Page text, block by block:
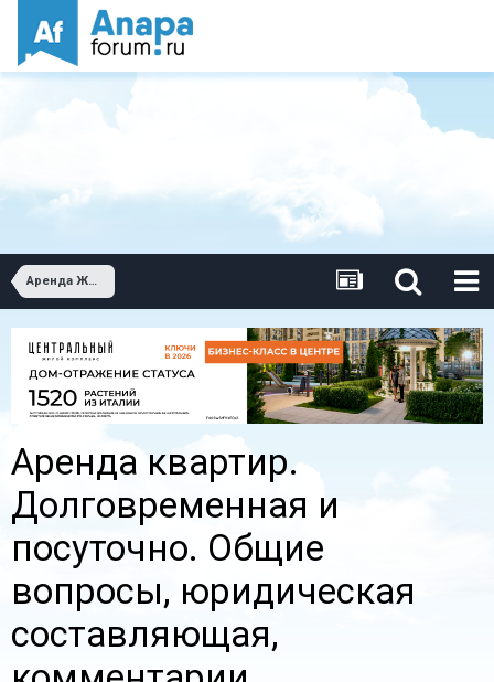
Аренда Жилья
Аренда квартир.
Долговременная и
посуточно. Общие
вопросы, юридическая
составляющая,